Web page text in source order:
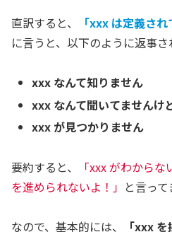
直訳すると、 「xxx は定義され
に言うと、以下のように返事さ
xxx なんて知りません
xxx なんて聞いてませんけ
xxx が見つかりません
要約すると、
「xxx がわから
を進められないよ！」 と言って
なので、基本的には、 「xxx を